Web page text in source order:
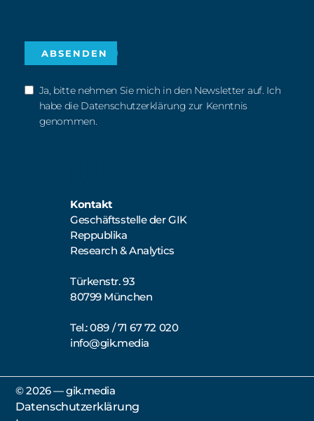
Ja, bitte nehmen Sie mich in den Newsletter auf. Ich
habe die Datenschutzerklärung zur Kenntnis
genommen.
Kontakt
Geschäftsstelle der GIK
Reppublika
Research & Analytics
Türkenstr. 93
80799 München
Tel.: 089 / 71 67 72 020
info@gik.media
©️ 2026 — gik.media
Datenschutzerklärung